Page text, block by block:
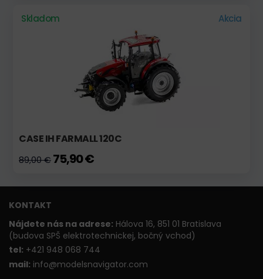
Skladom Akcia
CASE IH FARMALL 120C
89,00 € 75,90 €
KONTAKT
Nájdete nás na adrese: Hálova 16, 851 01 Bratislava
(budova SPŠ elektrotechnickej, bočný vchod)
tel: +421 948 068 744
mail: info@modelsnavigator.com